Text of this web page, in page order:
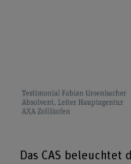
Das CAS beleuchtet